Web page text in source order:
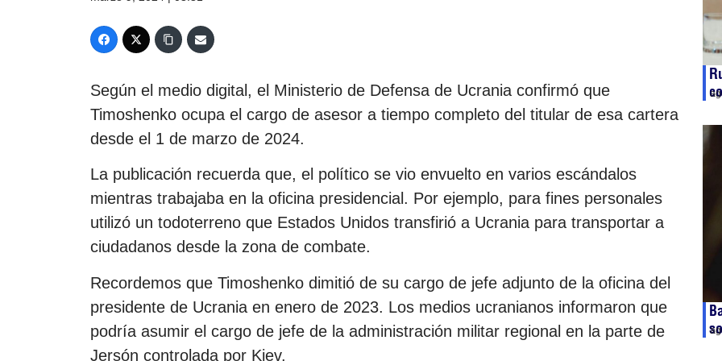
Según el medio digital, el Ministerio de Defensa de Ucrania confirmó que
Timoshenko ocupa el cargo de asesor a tiempo completo del titular de esa cartera
desde el 1 de marzo de 2024.
La publicación recuerda que, el político se vio envuelto en varios escándalos
mientras trabajaba en la oficina presidencial. Por ejemplo, para fines personales
utilizó un todoterreno que Estados Unidos transfirió a Ucrania para transportar a
ciudadanos desde la zona de combate.
Recordemos que Timoshenko dimitió de su cargo de jefe adjunto de la oficina del
presidente de Ucrania en enero de 2023. Los medios ucranianos informaron que
podría asumir el cargo de jefe de la administración militar regional en la parte de
Jersón controlada por Kiev.